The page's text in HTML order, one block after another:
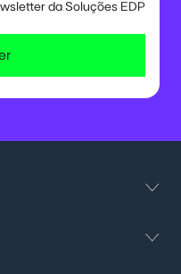
da Soluções EDP